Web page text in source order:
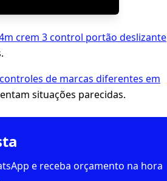
crem 3 control portão deslizante
de marcas diferentes em
situações parecidas.
e receba orçamento na hora